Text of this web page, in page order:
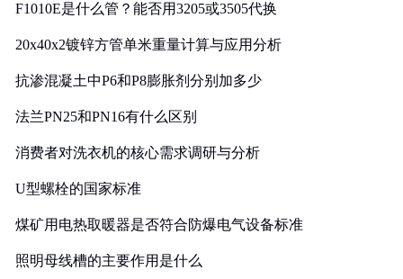
F1010E是什么管？能否用3205或3505代换
20x40x2镀锌方管单米重量计算与应用分析
抗渗混凝土中P6和P8膨胀剂分别加多少
法兰PN25和PN16有什么区别
消费者对洗衣机的核心需求调研与分析
U型螺栓的国家标准
煤矿用电热取暖器是否符合防爆电气设备标准
照明母线槽的主要作用是什么